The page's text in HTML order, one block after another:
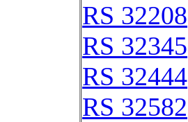
RS 32208
RS 32345
RS 32444
RS 32582